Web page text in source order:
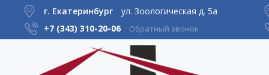
г. Екатеринбург
ул. Зоологическая д. 5а
+7 (343) 310-20-06 Обратный звонок